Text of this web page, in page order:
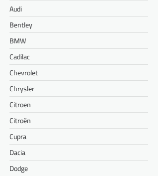
Audi
Bentley
BMW
Cadilac
Chevrolet
Chrysler
Citroen
Citroën
Cupra
Dacia
Dodge